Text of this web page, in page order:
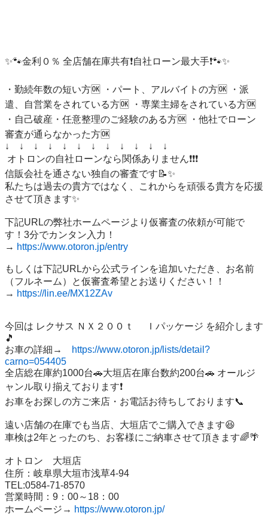
✨🐾金利０％ 全店舗在庫共有❗️自社ローン最大手❗️🐾✨
・勤続年数の短い方🆗 ・パート、アルバイトの方🆗 ・派
遣、自営業をされている方🆗 ・専業主婦をされている方🆗
・自己破産・任意整理のご経験のある方🆗 ・他社でローン
審査が通らなかった方🆗
↓　↓　↓　↓　↓　↓　↓　↓　↓　↓　↓　↓
信販会社を通さない独自の審査です📝✨
私たちは過去の貴方ではなく、これからを頑張る貴方を応援
させて頂きます✨
下記URLの弊社ホームページより仮審査の依頼が可能で
す！3分でカンタン入力！
→ https://www.otoron.jp/entry
もしくは下記URLから公式ラインを追加いただき、お名前
（フルネーム）と仮審査希望とお送りください！！
→ https://lin.ee/MX12ZAv
今回は レクサス ＮＸ２００ｔ 　Ｉパッケージ を紹介します
🎵
お車の詳細→
https://www.otoron.jp/lists/detail?
carno=054405
全店総在庫約1000台🚗大垣店在庫台数約200台🚗 オールジ
ャンル取り揃えております❗️
お車をお探しの方ご来店・お電話お待ちしております📞
遠い店舗の在庫でも当店、大垣店でご購入できます😆
車検は2年とったのち、お客様にご納車させて頂きます🌈🌴
オトロン　大垣店
住所：岐阜県大垣市浅草4-94
TEL:0584-71-8570
営業時間：9：00～18：00
ホームページ→ https://www.otoron.jp/